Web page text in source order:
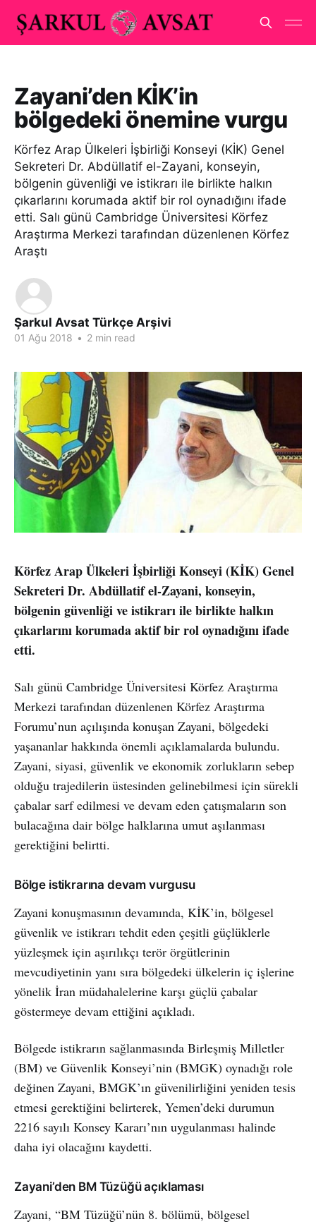
Zayani’den KİK’in
bölgedeki önemine vurgu
Körfez Arap Ülkeleri İşbirliği Konseyi (KİK) Genel
Sekreteri Dr. Abdüllatif el-Zayani, konseyin,
bölgenin güvenliği ve istikrarı ile birlikte halkın
çıkarlarını korumada aktif bir rol oynadığını ifade
etti. Salı günü Cambridge Üniversitesi Körfez
Araştırma Merkezi tarafından düzenlenen Körfez
Araştı
Şarkul Avsat Türkçe Arşivi
01 Ağu 2018 • 2 min read
Körfez Arap Ülkeleri İşbirliği Konseyi (KİK) Genel
Sekreteri Dr. Abdüllatif el-Zayani, konseyin,
bölgenin güvenliği ve istikrarı ile birlikte halkın
çıkarlarını korumada aktif bir rol oynadığını ifade
etti.
Salı günü Cambridge Üniversitesi Körfez Araştırma
Merkezi tarafından düzenlenen Körfez Araştırma
Forumu’nun açılışında konuşan Zayani, bölgedeki
yaşananlar hakkında önemli açıklamalarda bulundu.
Zayani, siyasi, güvenlik ve ekonomik zorlukların sebep
olduğu trajedilerin üstesinden gelinebilmesi için sürekli
çabalar sarf edilmesi ve devam eden çatışmaların son
bulacağına dair bölge halklarına umut aşılanması
gerektiğini belirtti.
Bölge istikrarına devam vurgusu
Zayani konuşmasının devamında, KİK’in, bölgesel
güvenlik ve istikrarı tehdit eden çeşitli güçlüklerle
yüzleşmek için aşırılıkçı terör örgütlerinin
mevcudiyetinin yanı sıra bölgedeki ülkelerin iç işlerine
yönelik İran müdahalelerine karşı güçlü çabalar
göstermeye devam ettiğini açıkladı.
Bölgede istikrarın sağlanmasında Birleşmiş Milletler
(BM) ve Güvenlik Konseyi’nin (BMGK) oynadığı role
değinen Zayani, BMGK’ın güvenilirliğini yeniden tesis
etmesi gerektiğini belirterek, Yemen’deki durumun
2216 sayılı Konsey Kararı’nın uygulanması halinde
daha iyi olacağını kaydetti.
Zayani’den BM Tüzüğü açıklaması
Zayani, “BM Tüzüğü’nün 8. bölümü, bölgesel